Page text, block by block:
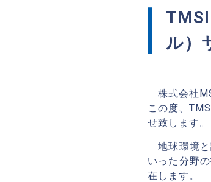
ル）
株式会社
この度、
せ致します。
地球環境と
いった分野
在します。